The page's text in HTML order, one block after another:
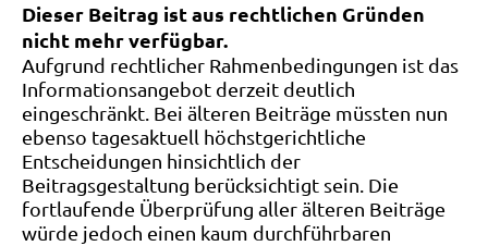
Dieser Beitrag ist aus rechtlichen Gründen
nicht mehr verfügbar.
Aufgrund rechtlicher Rahmenbedingungen ist das
Informationsangebot derzeit deutlich
eingeschränkt. Bei älteren Beiträge müssten nun
ebenso tagesaktuell höchstgerichtliche
Entscheidungen hinsichtlich der
Beitragsgestaltung berücksichtigt sein. Die
fortlaufende Überprüfung aller älteren Beiträge
würde jedoch einen kaum durchführbaren